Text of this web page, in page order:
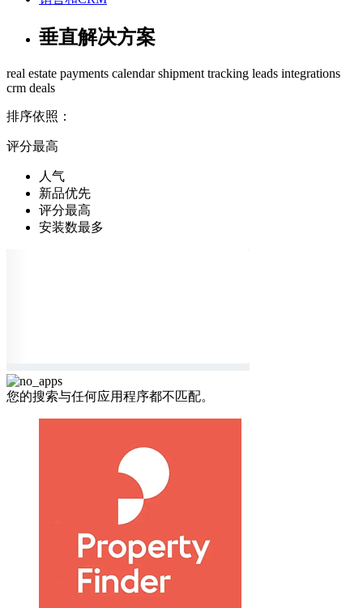
垂直解决方案
real estate payments calendar shipment tracking leads integrations
crm deals
排序依照：
评分最高
人气
新品优先
评分最高
安装数最多
您的搜索与任何应用程序都不匹配。